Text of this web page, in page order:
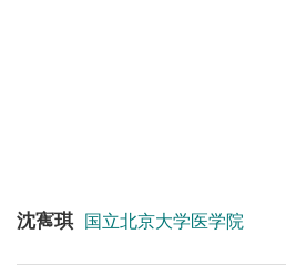
沈寯琪 国立北京大学医学院